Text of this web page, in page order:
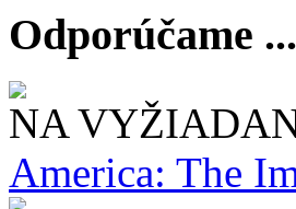
Odporúčame ...
NA
America: The